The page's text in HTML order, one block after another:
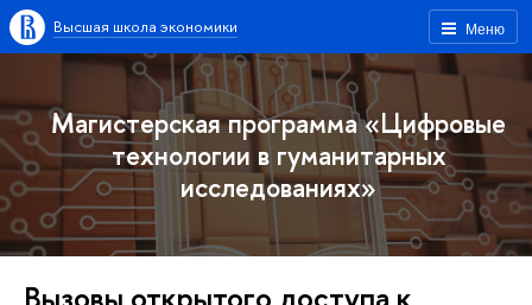
Меню
Высшая школа экономики
Магистерская программа «Цифровые
технологии в гуманитарных
исследованиях»